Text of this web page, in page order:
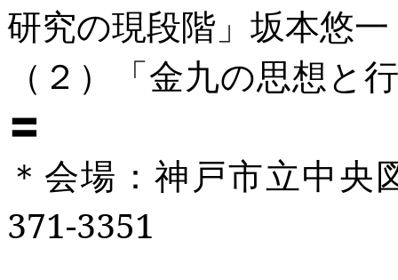
研究の現段階」坂本悠一
（２）「金九の思想と
〓
＊ 会場 ：神戸市立中央
371-3351